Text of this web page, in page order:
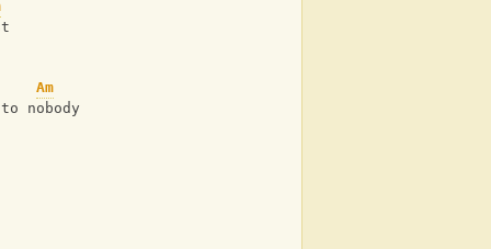
Am
nobody